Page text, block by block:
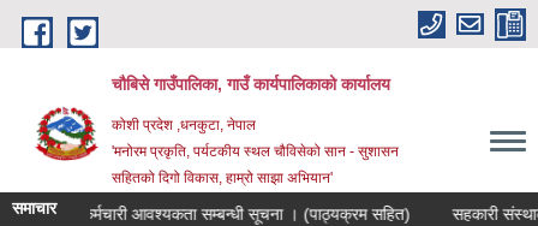
Skip to main content
चौबिसे गाउँपालिका, गाउँ कार्यपालिकाको कार्यालय
कोशी प्रदेश ,धनकुटा, नेपाल
'मनोरम प्रकृति, पर्यटकीय स्थल चौविसेको सान - सुशासन
सहितको दिगो विकास, हाम्रो साझा अभियान'
समाचारपदमा कर्मचारी आवश्यकता सम्बन्धी सूचना । (पाठ्यक्रम सहित) सहकारी